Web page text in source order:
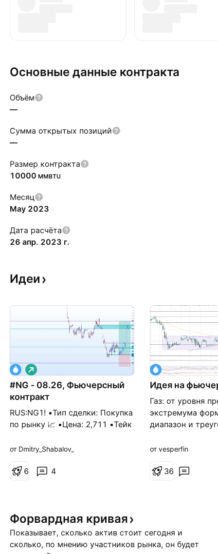
Основные данные контракта
Объём
—
Сумма открытых позиций
—
Размер контракта
10000 MMBTU
Месяц
May 2023
Дата расчёта
26 апр. 2023 г.
Идеи
#NG - 08.26, Фьючерсный
контракт
RUS:NG1! ▪️Тип сделки: Покупка
по рынку 📈 ▪️Цена: 2,711 ▪️Тейк
2,616 ▪️Актуален: От 04.08.2026
рассматривать сценарий по
локального восходящего
движения, вторую ча
Д
л
и
н
а
я
от Dmitry_Shabalov_
4
6
Идея на
Газ: от уровня
экстремума
диапазон и
треугольника/
2,767; 2,788;
от vesperfin
36
Форвардная кривая
Показывает, сколько актив стоит сегодня и
сколько, по мнению участников рынка, он будет